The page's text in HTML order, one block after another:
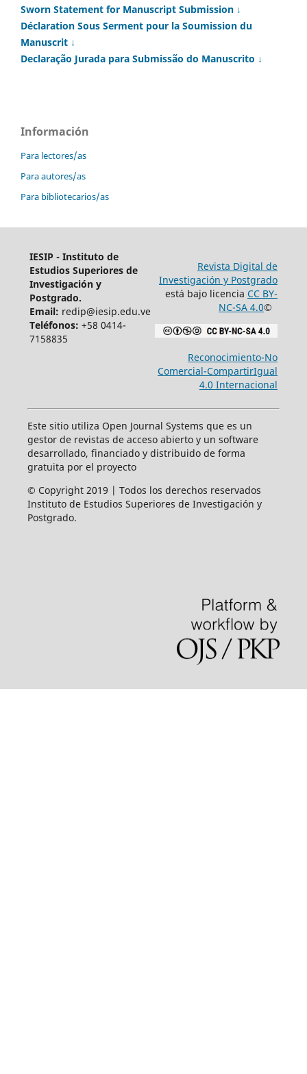
Sworn Statement for Manuscript Submission ↓
Déclaration Sous Serment pour la Soumission du
Manuscrit ↓
Declaração Jurada para Submissão do Manuscrito ↓
Información
Para lectores/as
Para autores/as
Para bibliotecarios/as
IESIP - Instituto de
Estudios Superiores de
Investigación y
Postgrado.
Email: redip@iesip.edu.ve
Teléfonos: +58 0414-
7158835
Revista Digital de
Investigación y Postgrado
está bajo licencia CC BY-
NC-SA 4.0©
Reconocimiento-No
Comercial-CompartirIgual
4.0 Internacional
Este sitio utiliza Open Journal Systems que es un
gestor de revistas de acceso abierto y un software
desarrollado, financiado y distribuido de forma
gratuita por el proyecto
© Copyright 2019 | Todos los derechos reservados
Instituto de Estudios Superiores de Investigación y
Postgrado.